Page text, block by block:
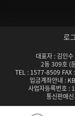
로
대표자 : 김인
2동 309호 (
TEL : 1577-8509
입금계좌안내 :
사업자등록번호
통신판매
서울특별